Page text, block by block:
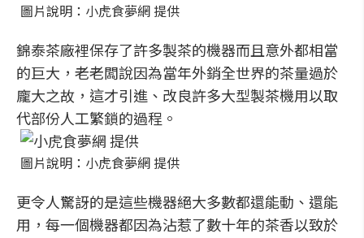
圖片說明：小虎食夢網 提供
錦泰茶廠裡保存了許多製茶的機器而且意外都相當
的巨大，老老闆說因為當年外銷全世界的茶量過於
龐大之故，這才引進、改良許多大型製茶機用以取
代部份人工繁鎖的過程。
圖片說明：小虎食夢網 提供
更令人驚訝的是這些機器絕大多數都還能動、還能
用，每一個機器都因為沾惹了數十年的茶香以致於